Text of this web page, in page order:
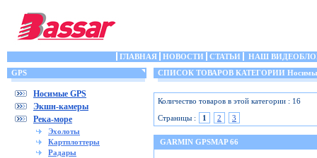
ГЛАВНАЯ НОВОСТИ СТАТЬИ
НАШ
GPS
Носимые GPS
Экшн-камеры
Река-море
Эхолоты
Картплоттеры
Радары
СПИСОК ТОВАРОВ КАТЕГОРИИ
Количество товаров в этой категории : 16
Страницы :
1 2 3
GARMIN GPSMAP 66